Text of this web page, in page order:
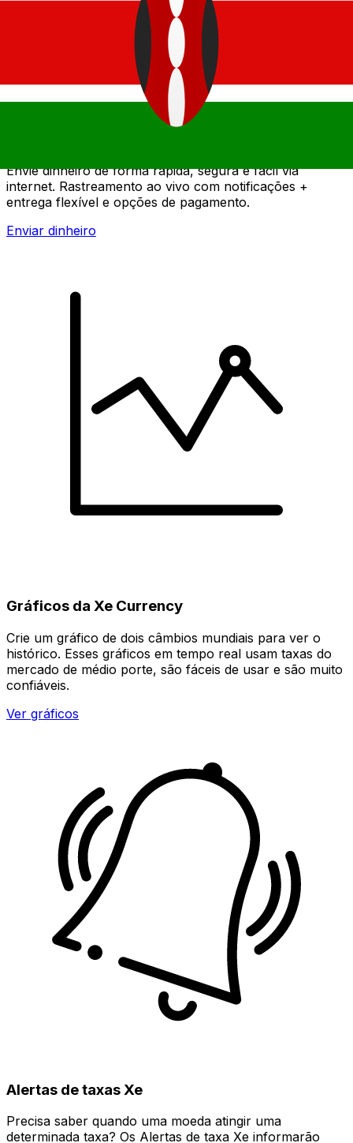
Envie dinheiro de forma rápida, segura e fácil via
internet. Rastreamento ao vivo com notificações +
entrega flexível e opções de pagamento.
Enviar dinheiro
Gráficos da Xe Currency
Crie um gráfico de dois câmbios mundiais para ver o
histórico. Esses gráficos em tempo real usam taxas do
mercado de médio porte, são fáceis de usar e são muito
confiáveis.
Ver gráficos
Alertas de taxas Xe
Precisa saber quando uma moeda atingir uma
determinada taxa? Os Alertas de taxa Xe informarão